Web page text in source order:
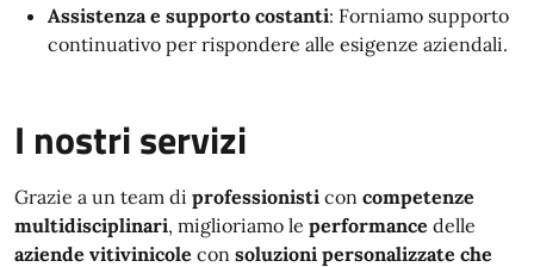
Assistenza e supporto costanti: Forniamo supporto
continuativo per rispondere alle esigenze aziendali.
I nostri servizi
Grazie a un team di professionisti con competenze
multidisciplinari, miglioriamo le performance delle
aziende vitivinicole con soluzioni personalizzate che